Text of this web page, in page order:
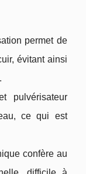
permet de
évitant ainsi
pulvérisateur
ce qui est
confère au